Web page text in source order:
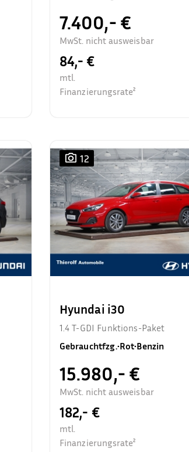
7.400,- €
MwSt. nicht ausweisbar
84,- €
mtl.
Finanzierungsrate²
12
Hyundai i30
1.4 T-GDI Funktions-Paket
Gebrauchtfzg.•Rot•Benzin
15.980,- €
MwSt. nicht ausweisbar
182,- €
mtl.
Finanzierungsrate²